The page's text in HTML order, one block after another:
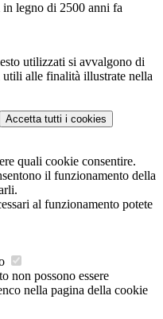
in legno di 2500 anni fa
utilizzati si avvalgono di
utili alle finalità illustrate nella
Accetta tutti i cookies
quali cookie consentire.
il funzionamento della
al funzionamento potete
non possono essere
nella pagina della cookie